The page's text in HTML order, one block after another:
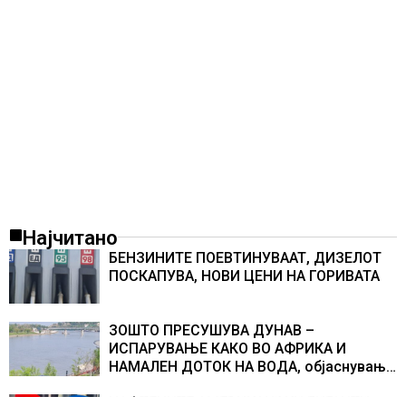
Најчитано
БЕНЗИНИТЕ ПОЕВТИНУВААТ, ДИЗЕЛОТ
ПОСКАПУВА, НОВИ ЦЕНИ НА ГОРИВАТА
ЗОШТО ПРЕСУШУВА ДУНАВ –
ИСПАРУВАЊЕ КАКО ВО АФРИКА И
НАМАЛЕН ДОТОК НА ВОДА, објаснување